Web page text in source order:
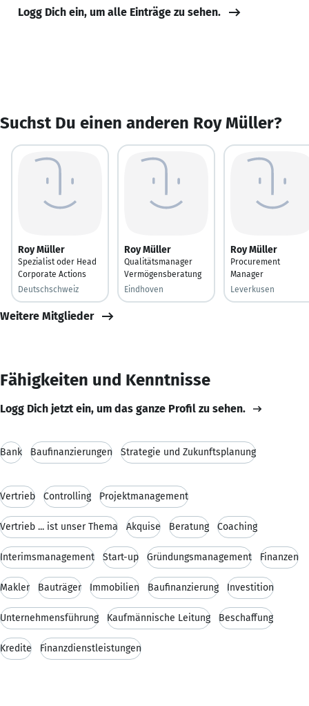
Logg Dich ein, um alle Einträge zu sehen.
Suchst Du einen anderen Roy Müller?
Roy Müller
Spezialist oder Head
Corporate Actions
Deutschschweiz
Roy Müller
Qualitätsmanager
Vermögensberatung
Eindhoven
Roy Müller
Procurement
Manager
Leverkusen
Weitere Mitglieder
Fähigkeiten und Kenntnisse
Logg Dich jetzt ein, um das ganze Profil zu sehen.
Bank Baufinanzierungen Strategie und Zukunftsplanung
Vertrieb Controlling Projektmanagement
Vertrieb ... ist unser Thema Akquise Beratung Coaching
Interimsmanagement Start-up Gründungsmanagement Finanzen
Makler Bauträger Immobilien Baufinanzierung Investition
Unternehmensführung Kaufmännische Leitung Beschaffung
Kredite Finanzdienstleistungen